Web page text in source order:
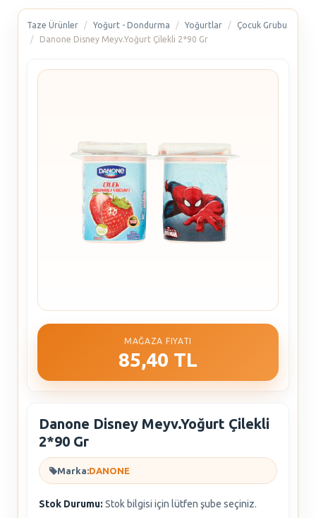
Taze Ürünler Yoğurt - Dondurma Yoğurtlar
Çocuk Grubu
Danone Disney Meyv.Yoğurt Çilekli 2*90 Gr
MAĞAZA FIYATI
85,40 TL
Danone Disney Meyv.Yoğurt Çilekli
2*90 Gr
Marka:DANONE
Stok Durumu: Stok bilgisi için lütfen şube seçiniz.